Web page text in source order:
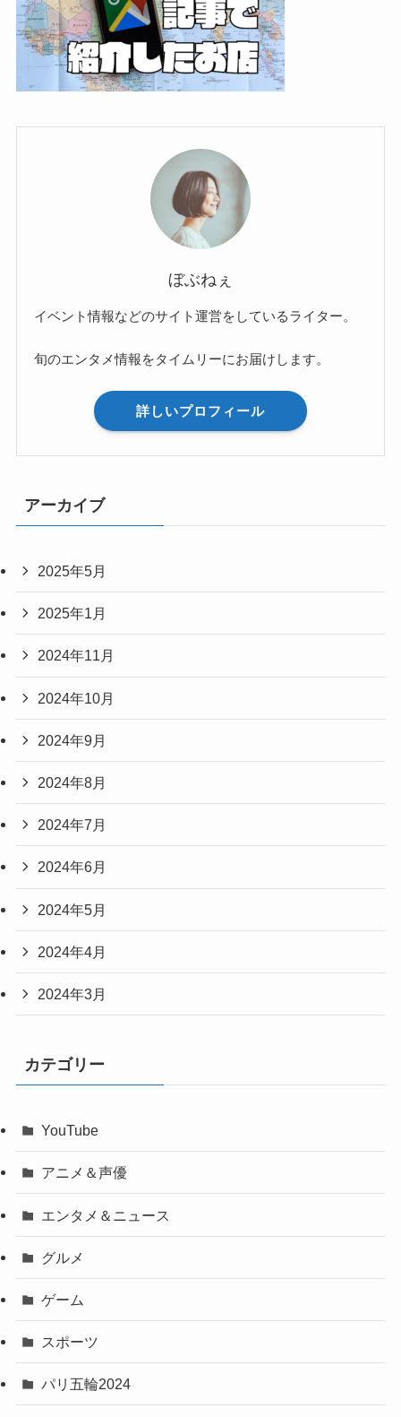
ぼぶねぇ
イベント情報などのサイト運営をしているライター。
旬のエンタメ情報をタイムリーにお届けします。
詳しいプロフィール
アーカイブ
2025年5月
2025年1月
2024年11月
2024年10月
2024年9月
2024年8月
2024年7月
2024年6月
2024年5月
2024年4月
2024年3月
カテゴリー
YouTube
アニメ＆声優
エンタメ＆ニュース
グルメ
ゲーム
スポーツ
パリ五輪2024